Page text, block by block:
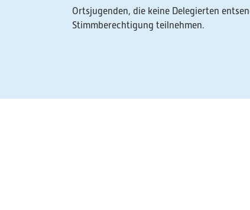
Ortsjugenden, die keine Delegierten
Stimmberechtigung teilnehmen.